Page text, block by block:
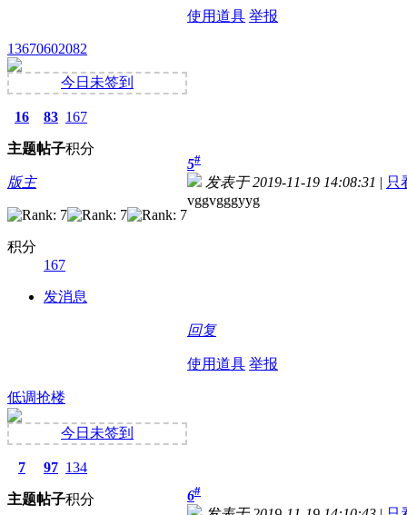
使用道具 举报
13670602082
今日未签到
16
主题
83
帖子
167
积分
版主
积分
167
发消息
5#
发表于 2019-11-19 14:08:31 | 只
vggvgggyyg
回复
使用道具 举报
低调抢楼
今日未签到
7
主题
97
帖子
134
积分 6#